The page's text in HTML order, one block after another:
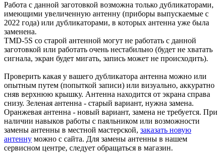
Работа с данной заготовкой возможна только дубликаторами,
имеющими увеличенную антенну (приборы выпускаемые с
2022 года) или дубликаторами, в которых антенна уже была
заменена.
TMD-5S со старой антенной могут не работать с данной
заготовкой или работать очень нестабильно (будет не хватать
сигнала, экран будет мигать, запись может не происходить).
Проверить какая у вашего дубликатора антенна можно или
опытным путем (попыткой записи) или визуально, аккуратно
сняв верхнюю крышку. Антенна находится от экрана справа
снизу. Зеленая антенна - старый вариант, нужна замена.
Оранжевая антенна - новый вариант, замена не требуется. При
наличии навыков работы с паяльником или возможности
замены антенны в местной мастерской, заказать новую
антенну можно с сайта. Для замены антенны в нашем
сервисном центре, следует обращаться в магазин.